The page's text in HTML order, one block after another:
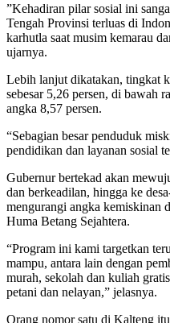
”Kehadiran pilar sosial ini
Tengah Provinsi terluas di
karhutla saat musim kemarau
ujarnya.
Lebih lanjut dikatakan, tingkat
sebesar 5,26 persen, di bawah
angka 8,57 persen.
“Sebagian besar penduduk
pendidikan dan layanan sosial
Gubernur bertekad akan
dan berkeadilan, hingga ke
mengurangi angka kemiskinan
Huma Betang Sejahtera.
“Program ini kami targetkan
mampu, antara lain dengan
murah, sekolah dan kuliah
petani dan nelayan,” jelasnya.
Orang nomor satu di Kalteng